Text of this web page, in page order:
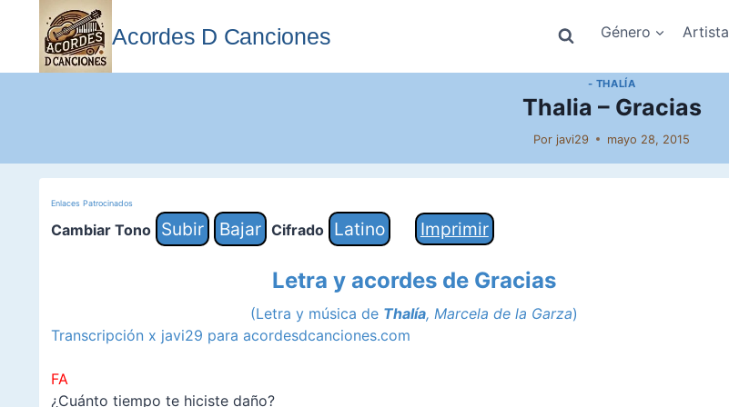
contenido
Acordes D Canciones Género Artista
- THALÍA
Thalia – Gracias
Por javi29 mayo 28, 2015
Enlaces Patrocinados
Cambiar Tono Subir Bajar Cifrado Latino Imprimir
Letra y acordes de Gracias
(Letra y música de Thalía, Marcela de la Garza)
Transcripción x javi29 para acordesdcanciones.com
FA
¿Cuánto tiempo te hiciste daño?